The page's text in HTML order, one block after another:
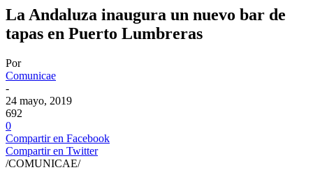
La Andaluza inaugura un nuevo bar de
tapas en Puerto Lumbreras
Por
Comunicae
-
24 mayo, 2019
692
0
Compartir en Facebook
Compartir en Twitter
/COMUNICAE/